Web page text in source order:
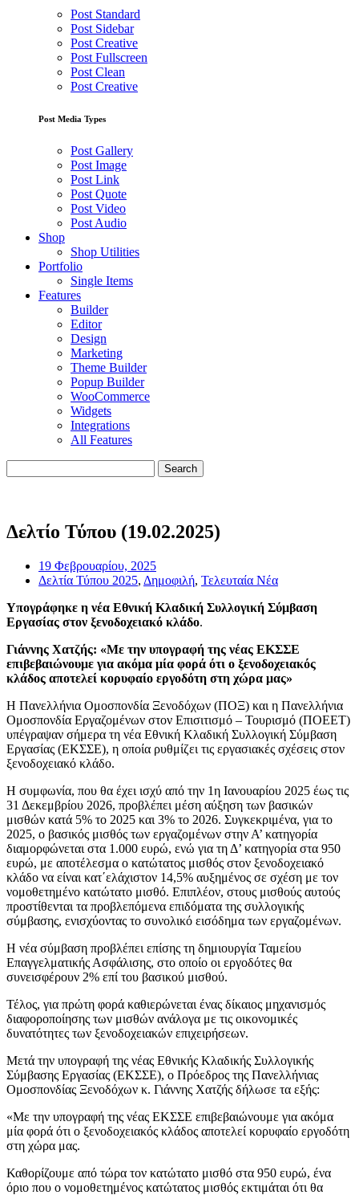
Post Standard
Post Sidebar
Post Creative
Post Fullscreen
Post Clean
Post Creative
Post Media Types
Post Gallery
Post Image
Post Link
Post Quote
Post Video
Post Audio
Shop
Shop Utilities
Portfolio
Single Items
Features
Builder
Editor
Design
Marketing
Theme Builder
Popup Builder
WooCommerce
Widgets
Integrations
All Features
Search
Δελτίο Τύπου (19.02.2025)
19 Φεβρουαρίου, 2025
Δελτία Τύπου 2025, Δημοφιλή, Τελευταία Νέα
Υπογράφηκε η νέα Εθνική Κλαδική Συλλογική Σύμβαση
Εργασίας στον ξενοδοχειακό κλάδο.
Γιάννης Χατζής: «Με την υπογραφή της νέας ΕΚΣΣΕ
επιβεβαιώνουμε για ακόμα μία φορά ότι ο ξενοδοχειακός
κλάδος αποτελεί κορυφαίο εργοδότη στη χώρα μας»
Η Πανελλήνια Ομοσπονδία Ξενοδόχων (ΠΟΞ) και η Πανελλήνια
Ομοσπονδία Εργαζομένων στον Επισιτισμό – Τουρισμό (ΠΟΕΕΤ)
υπέγραψαν σήμερα τη νέα Εθνική Κλαδική Συλλογική Σύμβαση
Εργασίας (ΕΚΣΣΕ), η οποία ρυθμίζει τις εργασιακές σχέσεις στον
ξενοδοχειακό κλάδο.
Η συμφωνία, που θα έχει ισχύ από την 1η Ιανουαρίου 2025 έως τις
31 Δεκεμβρίου 2026, προβλέπει μέση αύξηση των βασικών
μισθών κατά 5% το 2025 και 3% το 2026. Συγκεκριμένα, για το
2025, ο βασικός μισθός των εργαζομένων στην Α’ κατηγορία
διαμορφώνεται στα 1.000 ευρώ, ενώ για τη Δ’ κατηγορία στα 950
ευρώ, με αποτέλεσμα ο κατώτατος μισθός στον ξενοδοχειακό
κλάδο να είναι κατ΄ελάχιστον 14,5% αυξημένος σε σχέση με τον
νομοθετημένο κατώτατο μισθό. Επιπλέον, στους μισθούς αυτούς
προστίθενται τα προβλεπόμενα επιδόματα της συλλογικής
σύμβασης, ενισχύοντας το συνολικό εισόδημα των εργαζομένων.
Η νέα σύμβαση προβλέπει επίσης τη δημιουργία Ταμείου
Επαγγελματικής Ασφάλισης, στο οποίο οι εργοδότες θα
συνεισφέρουν 2% επί του βασικού μισθού.
Τέλος, για πρώτη φορά καθιερώνεται ένας δίκαιος μηχανισμός
διαφοροποίησης των μισθών ανάλογα με τις οικονομικές
δυνατότητες των ξενοδοχειακών επιχειρήσεων.
Μετά την υπογραφή της νέας Εθνικής Κλαδικής Συλλογικής
Σύμβασης Εργασίας (ΕΚΣΣΕ), ο Πρόεδρος της Πανελλήνιας
Ομοσπονδίας Ξενοδόχων κ. Γιάννης Χατζής δήλωσε τα εξής:
«Με την υπογραφή της νέας ΕΚΣΣΕ επιβεβαιώνουμε για ακόμα
μία φορά ότι ο ξενοδοχειακός κλάδος αποτελεί κορυφαίο εργοδότη
στη χώρα μας.
Καθορίζουμε από τώρα τον κατώτατο μισθό στα 950 ευρώ, ένα
όριο που ο νομοθετημένος κατώτατος μισθός εκτιμάται ότι θα